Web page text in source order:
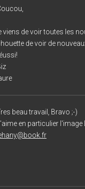
viens de voir toutes les
de voir de
beau travail, Bravo ;-)
en particulier l'image